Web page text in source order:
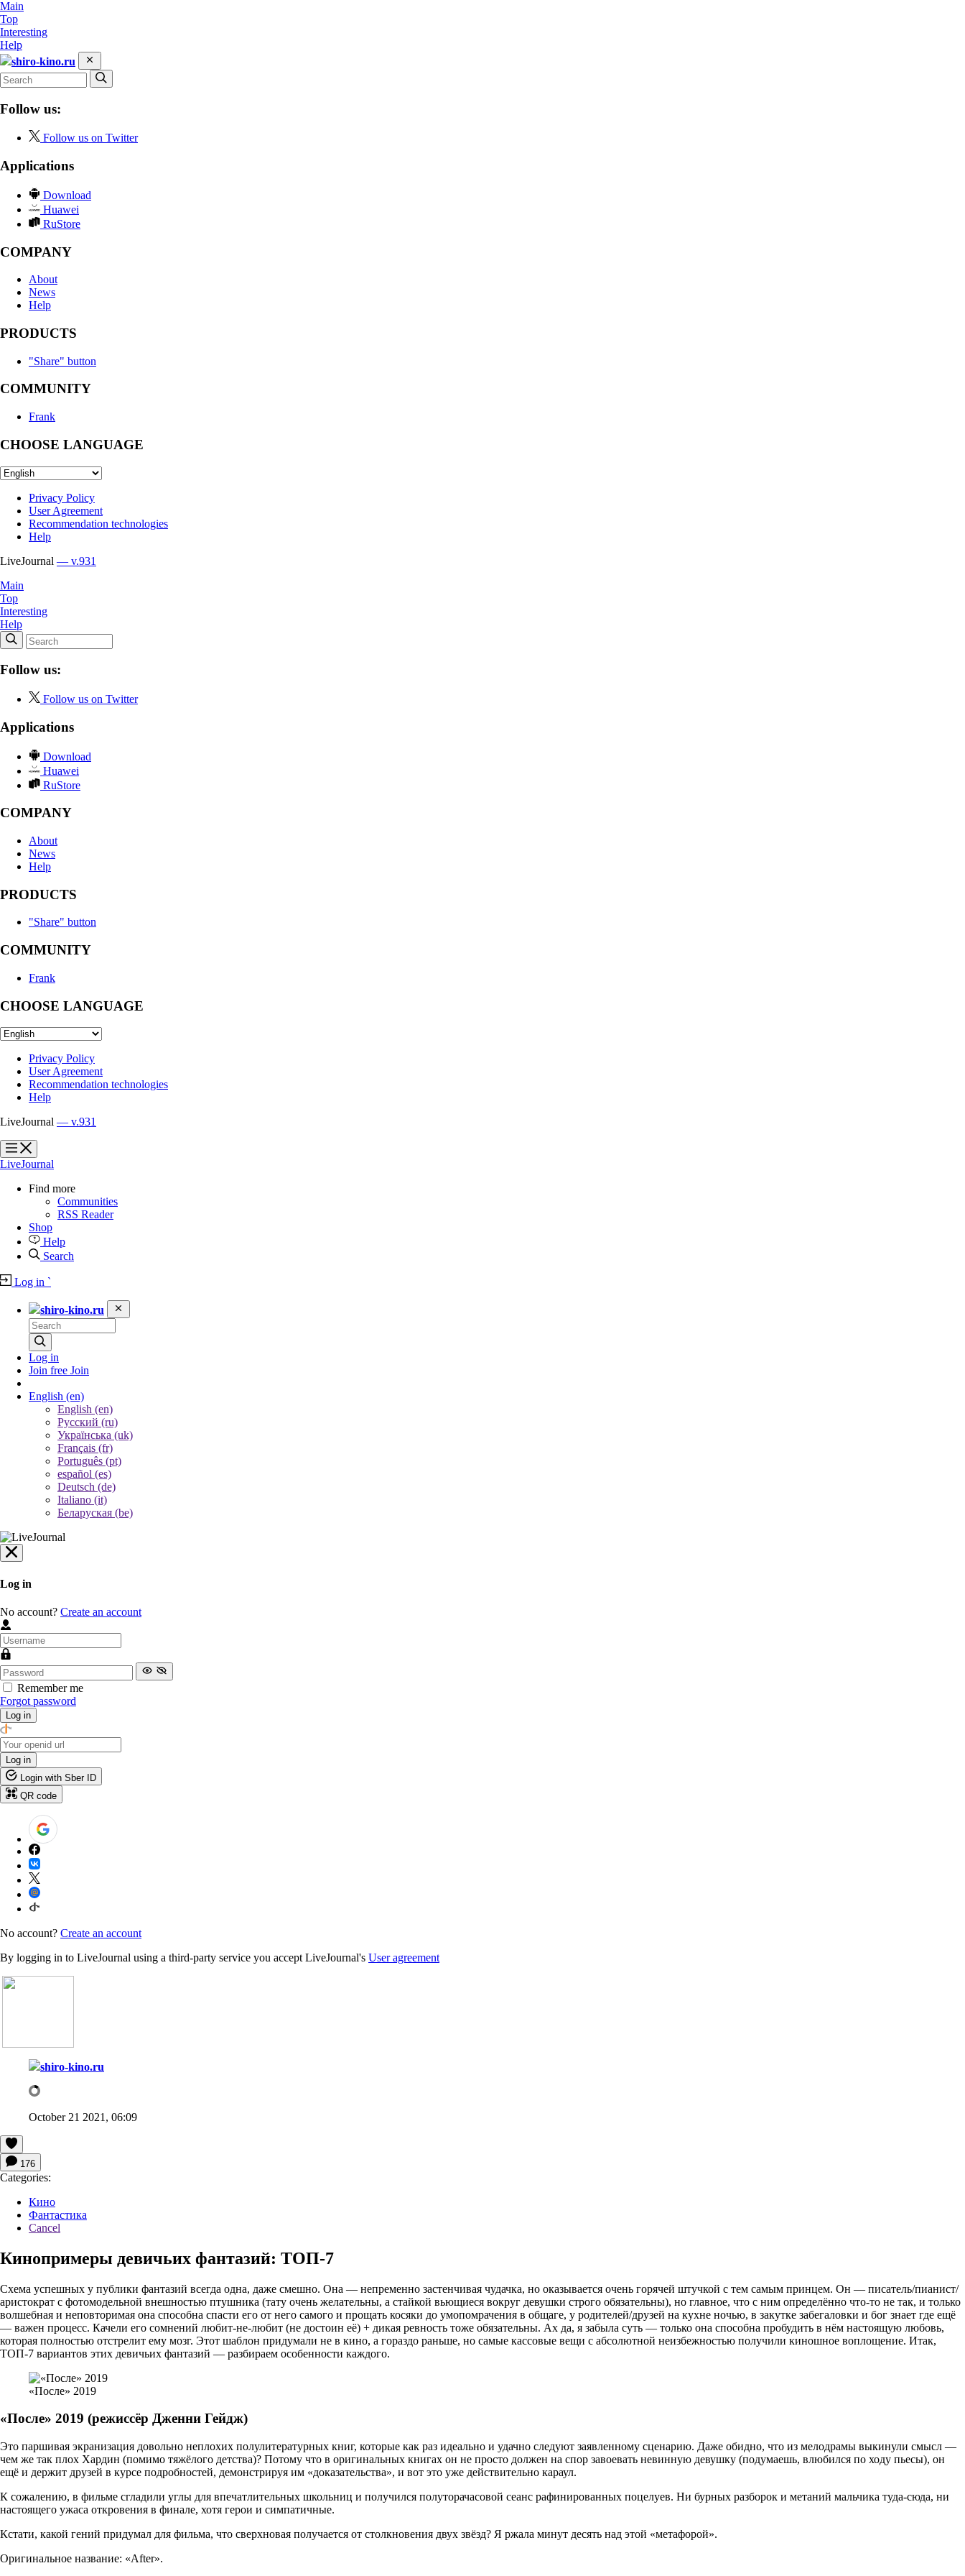
Main
Top
Interesting
Help
shiro-kino.ru
Follow us:
Follow us on Twitter
Applications
Download
Huawei
RuStore
COMPANY
About
News
Help
PRODUCTS
"Share" button
COMMUNITY
Frank
CHOOSE LANGUAGE
Privacy Policy
User Agreement
Recommendation technologies
Help
LiveJournal — v.931
Main
Top
Interesting
Help
Follow us:
Follow us on Twitter
Applications
Download
Huawei
RuStore
COMPANY
About
News
Help
PRODUCTS
"Share" button
COMMUNITY
Frank
CHOOSE LANGUAGE
Privacy Policy
User Agreement
Recommendation technologies
Help
LiveJournal — v.931
?
?
LiveJournal
Find more
Communities
RSS Reader
Shop
Help
Search
Log in `
shiro-kino.ru
Log in
Join free Join
English (en)
English (en)
Русский (ru)
Українська (uk)
Français (fr)
Português (pt)
español (es)
Deutsch (de)
Italiano (it)
Беларуская (be)
Log in
No account? Create an account
Remember me
Forgot password
Log in
Log in
Login with Sber ID
QR code
No account? Create an account
By logging in to LiveJournal using a third-party service you accept LiveJournal's User agreement
shiro-kino.ru
October 21 2021, 06:09
176
Categories:
Кино
Фантастика
Cancel
Кинопримеры девичьих фантазий: ТОП-7
Схема успешных у публики фантазий всегда одна, даже смешно. Она — непременно застенчивая чудачка, но оказывается очень горячей штучкой с тем самым принцем. Он — писатель/пианист/
аристократ с фотомодельной внешностью птушника (тату очень желательны, а стайкой вьющиеся вокруг девушки строго обязательны), но главное, что с ним определённо что-то не так, и только
волшебная и неповторимая она способна спасти его от него самого и прощать косяки до умопомрачения в общаге, у родителей/друзей на кухне ночью, в закутке забегаловки и бог знает где ещё
— важен процесс. Качели его сомнений любит-не-любит (не достоин её) + дикая ревность тоже обязательны. Ах да, я забыла суть — только она способна пробудить в нём настоящую любовь,
которая полностью отстрелит ему мозг. Этот шаблон придумали не в кино, а гораздо раньше, но самые кассовые вещи с абсолютной неизбежностью получили киношное воплощение. Итак,
ТОП-7 вариантов этих девичьих фантазий — разбираем особенности каждого.
«После» 2019
«После» 2019 (режиссёр Дженни Гейдж)
Это паршивая экранизация довольно неплохих полулитературных книг, которые как раз идеально и удачно следуют заявленному сценарию. Даже обидно, что из мелодрамы выкинули смысл —
чем же так плох Хардин (помимо тяжёлого детства)? Потому что в оригинальных книгах он не просто должен на спор завоевать невинную девушку (подумаешь, влюбился по ходу пьесы), он
ещё и держит друзей в курсе подробностей, демонстрируя им «доказательства», и вот это уже действительно караул.
К сожалению, в фильме сгладили углы для впечатлительных школьниц и получился полуторачасовой сеанс рафинированных поцелуев. Ни бурных разборок и метаний мальчика туда-сюда, ни
настоящего ужаса откровения в финале, хотя герои и симпатичные.
Кстати, какой гений придумал для фильма, что сверхновая получается от столкновения двух звёзд? Я ржала минут десять над этой «метафорой».
Оригинальное название: «After».